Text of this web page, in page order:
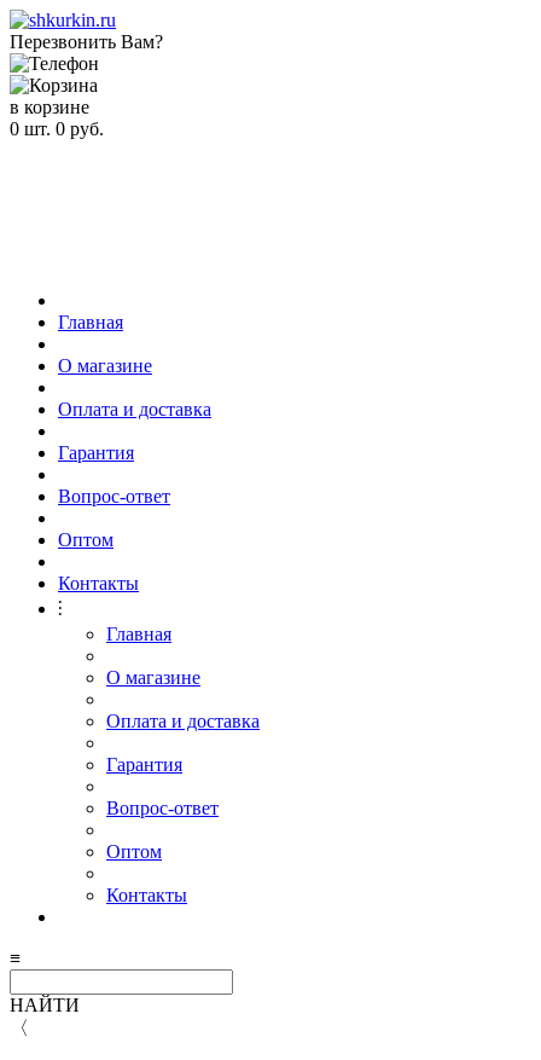
Перезвонить Вам?
в корзине
0 шт. 0 руб.
Главная
О магазине
Оплата и доставка
Гарантия
Вопрос-ответ
Оптом
Контакты
⫶
Главная
О магазине
Оплата и доставка
Гарантия
Вопрос-ответ
Оптом
Контакты
≡
НАЙТИ
〈